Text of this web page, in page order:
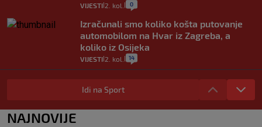
VIJESTI 2. kol. 0
Izračunali smo koliko košta putovanje
automobilom na Hvar iz Zagreba, a
koliko iz Osijeka
VIJESTI 2. kol. 14
"Kći je otišla na more, a zaboravila
zdravstvenu iskaznicu". Kakva su prava
pacijenata izvan mjesta prebivališta?
1
Idi na Sport
NAJNOVIJE